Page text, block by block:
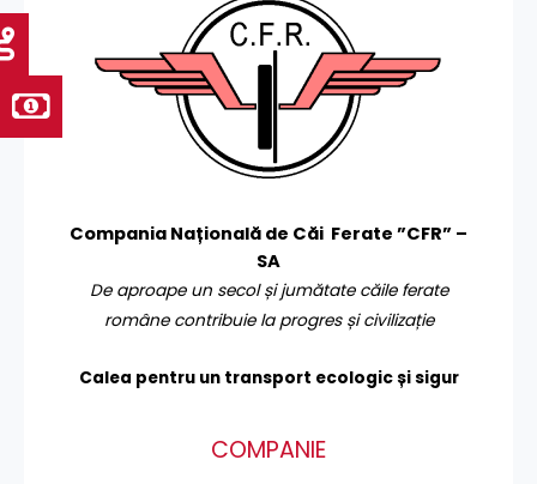
Compania Națională de Căi Ferate ”CFR” –
SA
De aproape un secol și jumătate căile ferate
române contribuie la progres și civilizație
Calea pentru un transport ecologic și sigur
COMPANIE